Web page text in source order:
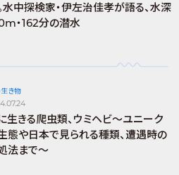
水中探検家・伊左治佳孝が語る、水深
・162分の潜水
き物
生きる爬虫類、ウミヘビ～ユニーク
態や日本で見られる種類、遭遇時の
法まで～